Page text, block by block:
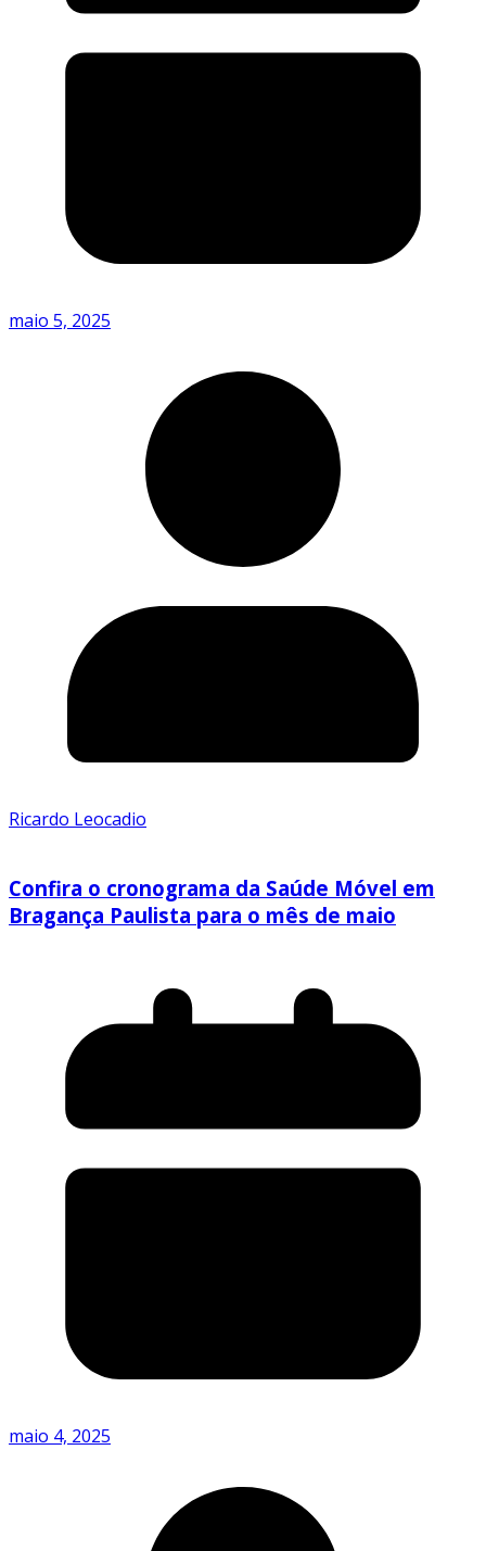
maio 5, 2025
Ricardo Leocadio
Confira o cronograma da Saúde Móvel em
Bragança Paulista para o mês de maio
maio 4, 2025